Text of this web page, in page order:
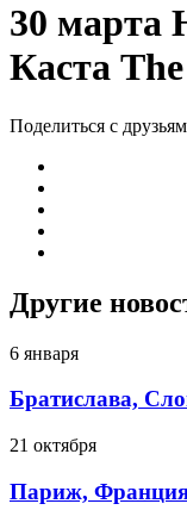
30 марта
Каста
Поделиться с
Другие
6 января
Братислава,
21 октября
Париж,